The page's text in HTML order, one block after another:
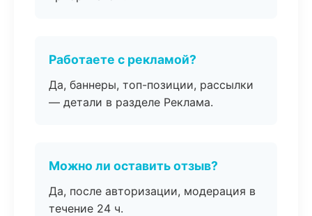
Работаете с рекламой?
Да, баннеры, топ-позиции, рассылки
— детали в разделе Реклама.
Можно ли оставить отзыв?
Да, после авторизации, модерация в
течение 24 ч.